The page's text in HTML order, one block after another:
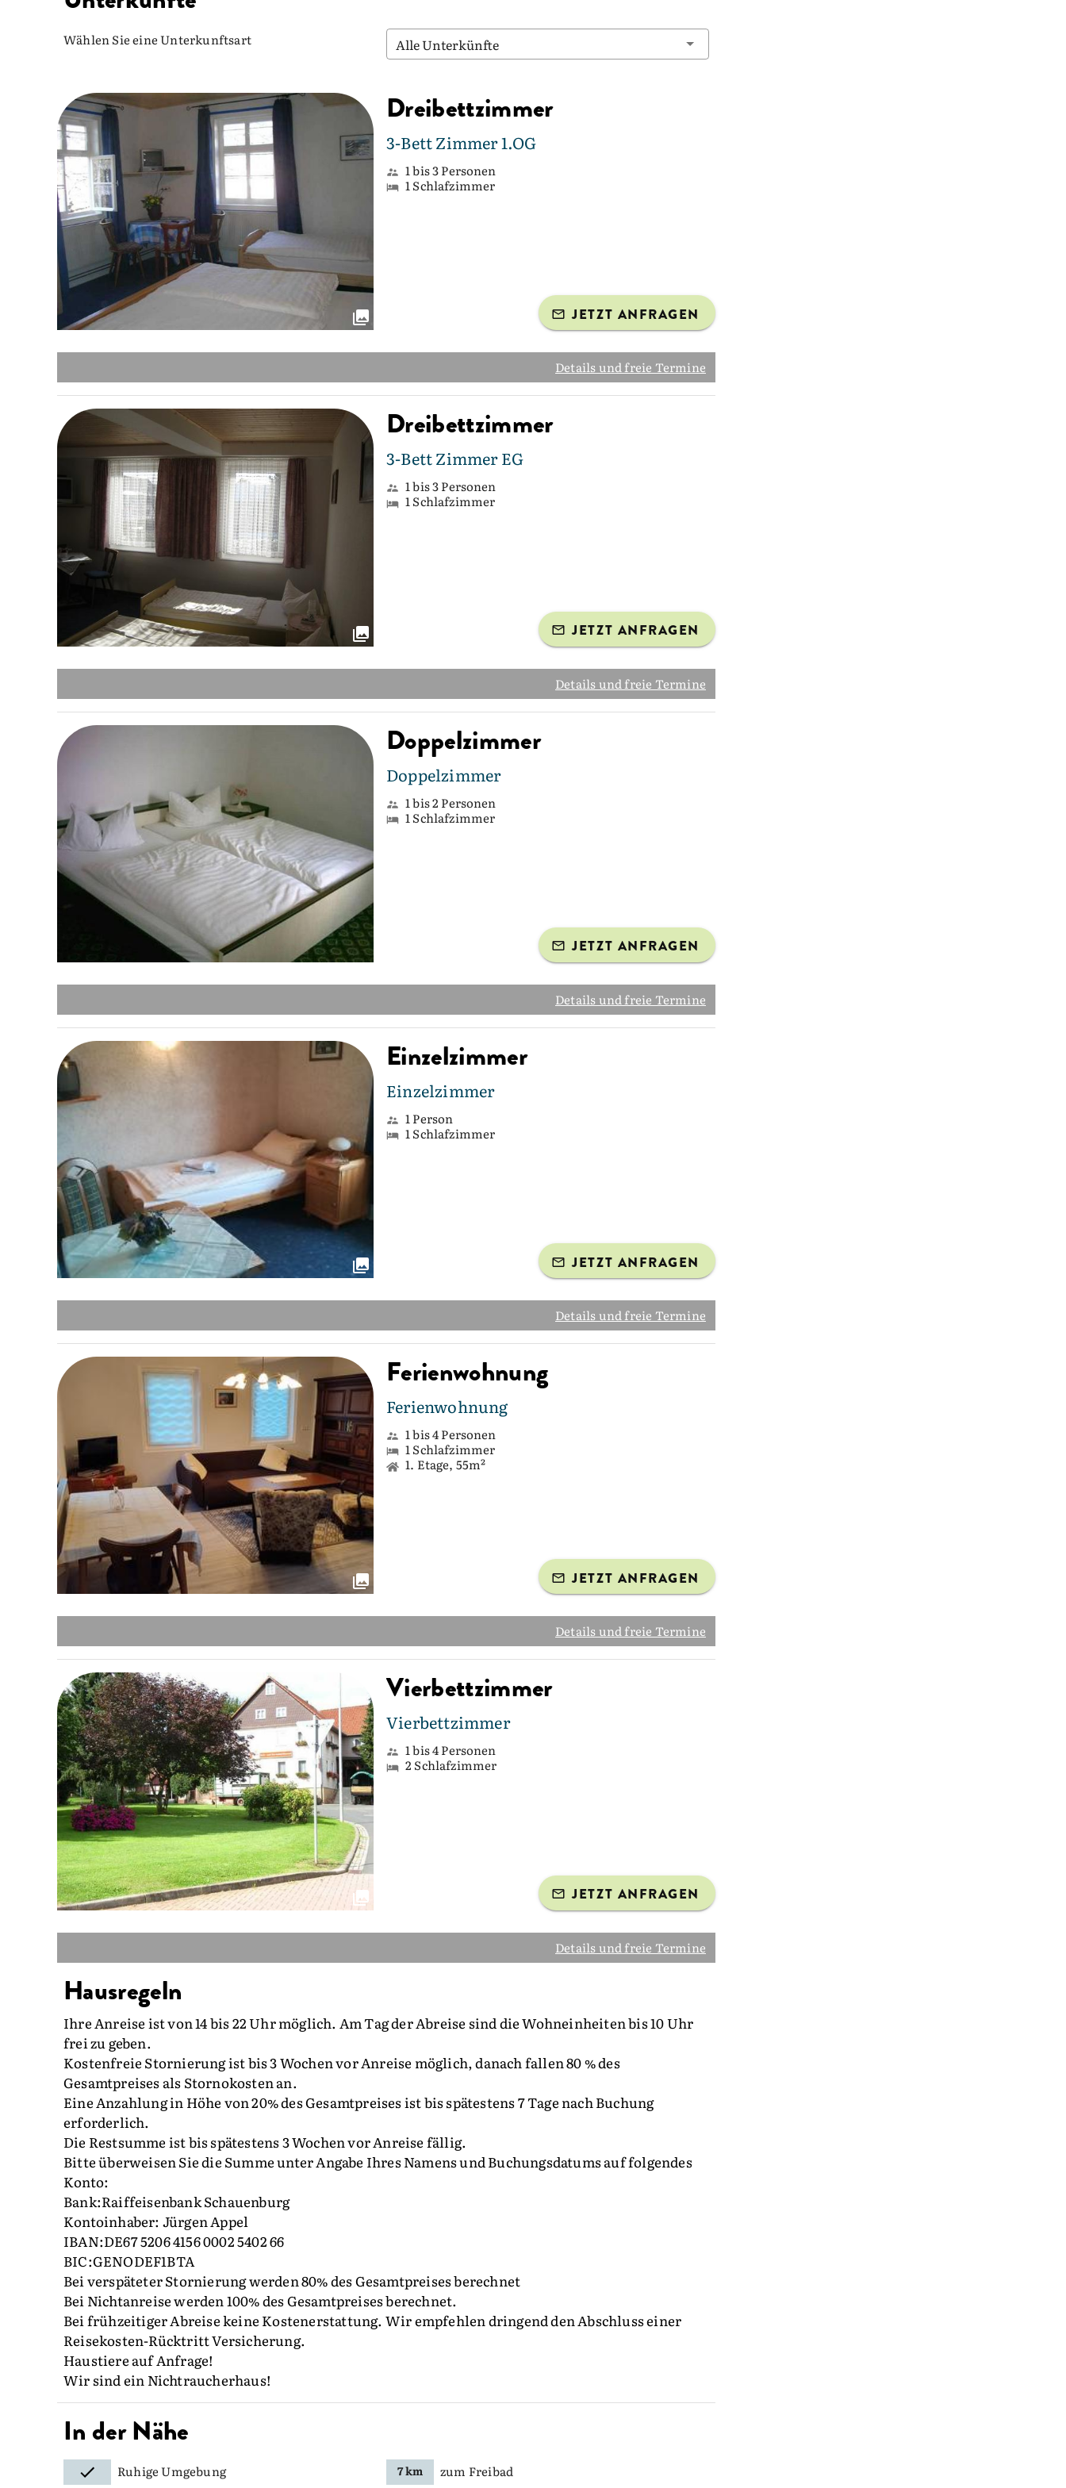
Wählen Sie eine Unterkunftsart Alle Unterkünfte
Dreibettzimmer
3-Bett Zimmer 1.OG
1 bis 3 Personen
1 Schlafzimmer
JETZT ANFRAGEN
Details und freie Termine
Dreibettzimmer
3-Bett Zimmer EG
1 bis 3 Personen
1 Schlafzimmer
JETZT ANFRAGEN
Details und freie Termine
Doppelzimmer
Doppelzimmer
1 bis 2 Personen
1 Schlafzimmer
JETZT ANFRAGEN
Details und freie Termine
Einzelzimmer
Einzelzimmer
1 Person
1 Schlafzimmer
JETZT ANFRAGEN
Details und freie Termine
Ferienwohnung
Ferienwohnung
1 bis 4 Personen
1 Schlafzimmer
1. Etage, 55m²
JETZT ANFRAGEN
Details und freie Termine
Vierbettzimmer
Vierbettzimmer
1 bis 4 Personen
2 Schlafzimmer
JETZT ANFRAGEN
Details und freie Termine
Hausregeln
Ihre Anreise ist von 14 bis 22 Uhr möglich. Am Tag der Abreise sind die Wohneinheiten bis 10 Uhr
frei zu geben.
Kostenfreie Stornierung ist bis 3 Wochen vor Anreise möglich, danach fallen 80 % des
Gesamtpreises als Stornokosten an.
Eine Anzahlung in Höhe von 20% des Gesamtpreises ist bis spätestens 7 Tage nach Buchung
erforderlich.
Die Restsumme ist bis spätestens 3 Wochen vor Anreise fällig.
Bitte überweisen Sie die Summe unter Angabe Ihres Namens und Buchungsdatums auf folgendes
Konto:
Bank:Raiffeisenbank Schauenburg
Kontoinhaber: Jürgen Appel
IBAN:DE67 5206 4156 0002 5402 66
BIC:GENODEF1BTA
Bei verspäteter Stornierung werden 80% des Gesamtpreises berechnet
Bei Nichtanreise werden 100% des Gesamtpreises berechnet.
Bei frühzeitiger Abreise keine Kostenerstattung. Wir empfehlen dringend den Abschluss einer
Reisekosten-Rücktritt Versicherung.
Haustiere auf Anfrage!
Wir sind ein Nichtraucherhaus!
In der Nähe
Ruhige Umgebung 7 km zum Freibad